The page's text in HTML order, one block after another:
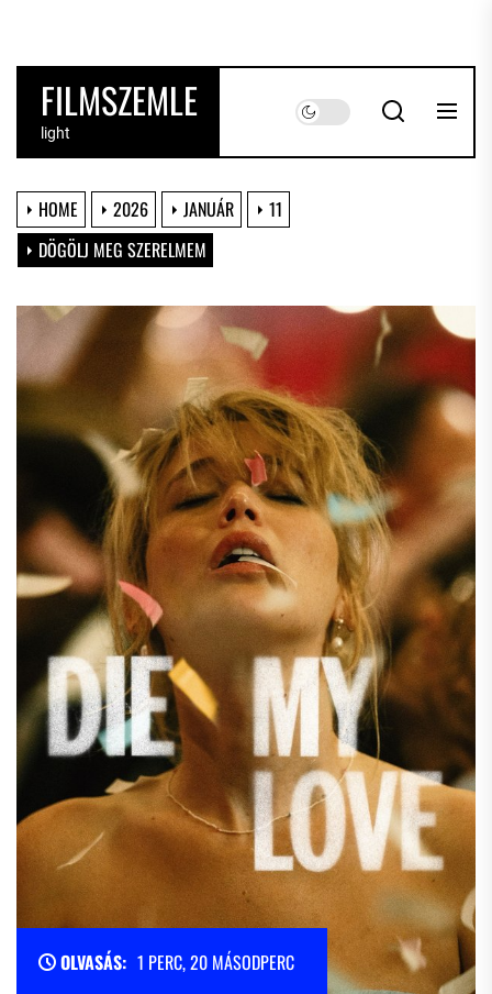
the
contentFILMSZEMLE
light
HOME 2026 JANUÁR
11
DÖGÖLJ MEG SZERELMEM
OLVASÁS: 1 PERC, 20 MÁSODPERC